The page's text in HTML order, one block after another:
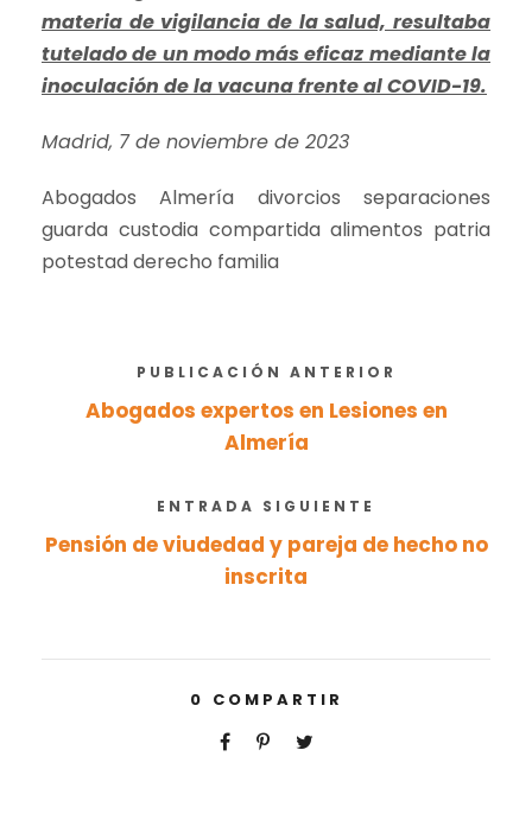
materia de vigilancia de la salud, resultaba
tutelado de un modo más eficaz mediante la
inoculación de la vacuna frente al COVID-19.
Madrid, 7 de noviembre de 2023
Abogados Almería divorcios separaciones
guarda custodia compartida alimentos patria
potestad derecho familia
PUBLICACIÓN ANTERIOR
Abogados expertos en Lesiones en
Almería
ENTRADA SIGUIENTE
Pensión de viudedad y pareja de hecho no
inscrita
0 COMPARTIR